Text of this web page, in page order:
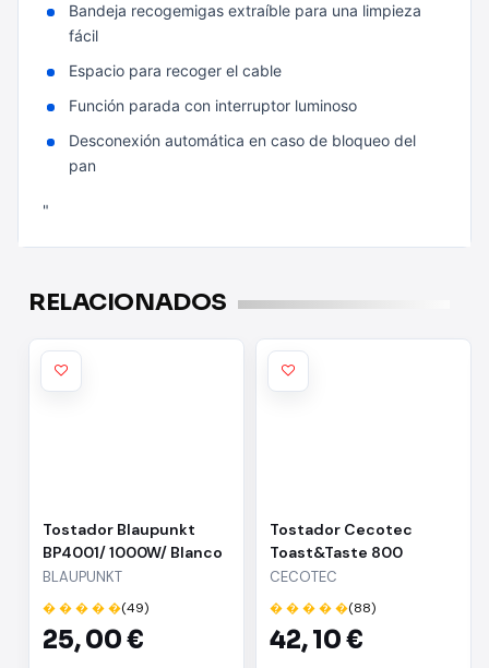
Bandeja recogemigas extraíble para una limpieza
fácil
Espacio para recoger el cable
Función parada con interruptor luminoso
Desconexión automática en caso de bloqueo del
pan
"
RELACIONADOS
Tostador Blaupunkt
BP4001/ 1000W/ Blanco
BLAUPUNKT
� � � � �(49)
25,00 €
Tostador Cecotec
Toast&Taste 800
Vintage Light/ 850W/
Amarillo Claro
CECOTEC
� � � � �(88)
42,10 €